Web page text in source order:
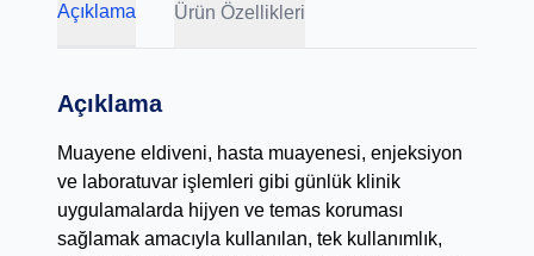
Açıklama Ürün Özellikleri
Açıklama
Muayene eldiveni, hasta muayenesi, enjeksiyon
ve laboratuvar işlemleri gibi günlük klinik
uygulamalarda hijyen ve temas koruması
sağlamak amacıyla kullanılan, tek kullanımlık,